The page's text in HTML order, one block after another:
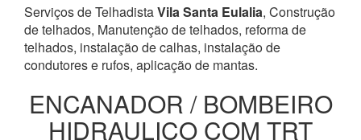
Serviços de TelhadistaVila Santa Eulalia, Construção
de telhados, Manutenção de telhados, reforma de
telhados, instalação de calhas, instalação de
condutores e rufos, aplicação de mantas.
ENCANADOR / BOMBEIRO
HIDRAULICO COM TRT